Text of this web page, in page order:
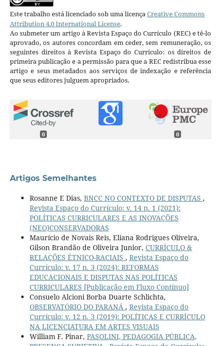
Este trabalho está licenciado sob uma licençaCreative Commons
Attribution 4.0 International License.
Ao submeter um artigo à Revista Espaço do Currículo (REC) e tê-lo
aprovado, os autores concordam em ceder, sem remuneração, os
seguintes direitos à Revista Espaço do Currículo: os direitos de
primeira publicação e a permissão para que a REC redistribua esse
artigo e seus metadados aos serviços de indexação e referência
que seus editores julguem apropriados.
0 0
Artigos Semelhantes
Rosanne E Dias, BNCC NO CONTEXTO DE DISPUTAS ,
Revista Espaço do Currículo: v. 14 n. 1 (2021):
POLÍTICAS CURRICULARES E AS INOVAÇÕES
(NEO)CONSERVADORAS
Maurício de Novais Reis, Eliana Rodrigues Oliveira,
Gilson Brandão de Oliveira Junior, CURRÍCULO &
RELAÇÕES ÉTNICO-RACIAIS , Revista Espaço do
Currículo: v. 17 n. 3 (2024): REFORMAS
EDUCACIONAIS E DISPUTAS NAS POLÍTICAS
CURRICULARES [Publicação em Fluxo Contínuo]
Consuelo Alcioni Borba Duarte Schlichta,
OBSERVATÓRIO DO PARANÁ , Revista Espaço do
Currículo: v. 12 n. 3 (2019): POLÍTICAS E CURRÍCULO
NA LICENCIATURA EM ARTES VISUAIS
William F. Pinar, PASOLINI, PEDAGOGIA PÚBLICA,